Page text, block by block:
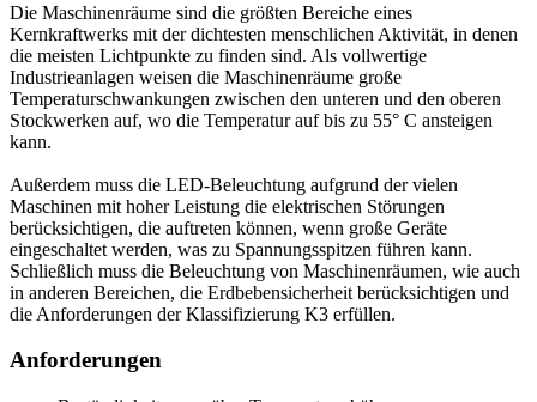
Die Maschinenräume sind die größten Bereiche eines
Kernkraftwerks mit der dichtesten menschlichen Aktivität, in denen
die meisten Lichtpunkte zu finden sind. Als vollwertige
Industrieanlagen weisen die Maschinenräume große
Temperaturschwankungen zwischen den unteren und den oberen
Stockwerken auf, wo die Temperatur auf bis zu 55° C ansteigen
kann.
Außerdem muss die LED-Beleuchtung aufgrund der vielen
Maschinen mit hoher Leistung die elektrischen Störungen
berücksichtigen, die auftreten können, wenn große Geräte
eingeschaltet werden, was zu Spannungsspitzen führen kann.
Schließlich muss die Beleuchtung von Maschinenräumen, wie auch
in anderen Bereichen, die Erdbebensicherheit berücksichtigen und
die Anforderungen der Klassifizierung K3 erfüllen.
Anforderungen